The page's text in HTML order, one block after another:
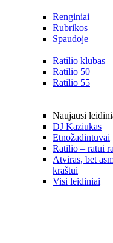
Renginiai
Rubrikos
Spaudoje
Ratilio klubas
Ratilio 50
Ratilio 55
Naujausi
DJ Kaziukas
Etnožadintuvai
Ratilio – ratui
Atviras, bet
kraštui
Visi leidiniai